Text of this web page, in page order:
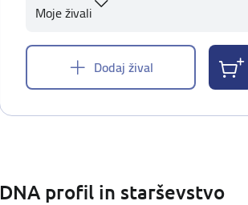
Moje živali
Dodaj žival
DNA profil in starševstvo